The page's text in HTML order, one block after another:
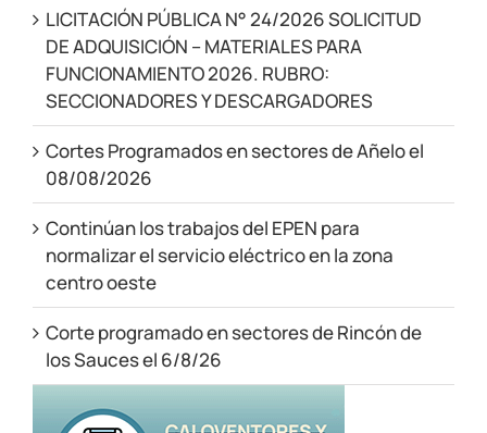
LICITACIÓN PÚBLICA N° 24/2026 SOLICITUD
DE ADQUISICIÓN – MATERIALES PARA
FUNCIONAMIENTO 2026. RUBRO:
SECCIONADORES Y DESCARGADORES
Cortes Programados en sectores de Añelo el
08/08/2026
Continúan los trabajos del EPEN para
normalizar el servicio eléctrico en la zona
centro oeste
Corte programado en sectores de Rincón de
los Sauces el 6/8/26